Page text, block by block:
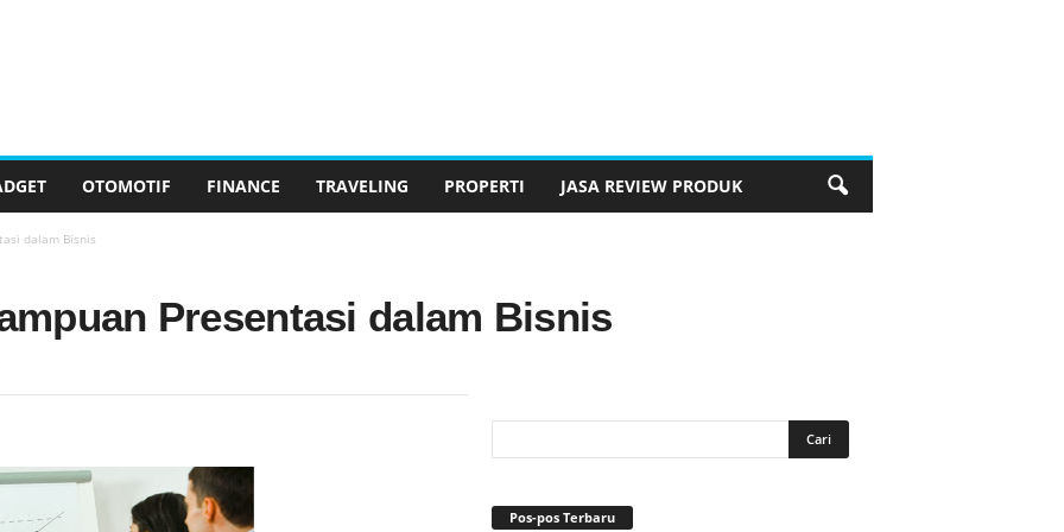
OTOMOTIF FINANCE TRAVELING PROPERTI JASA REVIEW PRODUK
dalam Bisnis
Presentasi dalam Bisnis
Pos-pos Terbaru